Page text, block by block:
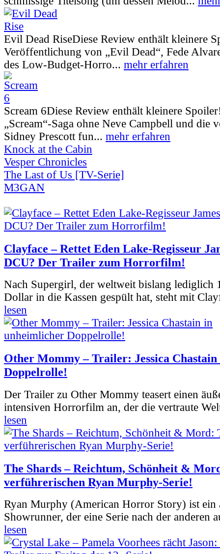
Evil Dead RiseDiese Review enthält kleinere
Veröffentlichung von „Evil Dead“, Fede
des Low-Budget-Horro... mehr erfahren
Scream 6Diese Review enthält kleinere
„Scream“-Saga ohne Neve Campbell und die
Sidney Prescott fun... mehr erfahren
Knock at the Cabin
Vesper Chronicles
The Last of Us [TV-Serie]
M3GAN
Clayface – Rettet Eden Lake-Regisseur
DCU? Der Trailer zum Horrorfilm!
Nach Supergirl, der weltweit bislang lediglich
Dollar in die Kassen gespült hat, steht mit
lesen
Other Mommy – Trailer: Jessica
Doppelrolle!
Der Trailer zu Other Mommy teasert einen
intensiven Horrorfilm an, der die vertraute
lesen
The Shards – Reichtum, Schönheit &
verführerischen Ryan Murphy-Serie!
Ryan Murphy (American Horror Story) ist ein
Showrunner, der eine Serie nach der anderen
lesen